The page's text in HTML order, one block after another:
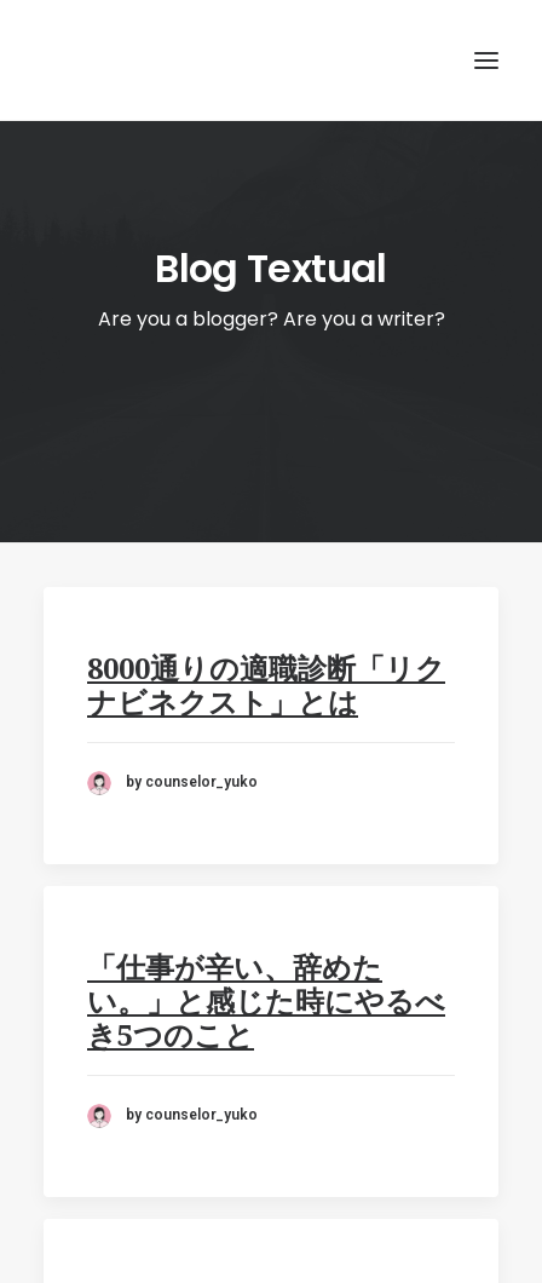
Blog Textual
Are you a blogger? Are you a writer?
8000通りの適職診断「リク
ナビネクスト」とは
by counselor_yuko
「仕事が辛い、辞めた
い。」と感じた時にやるべ
き5つのこと
by counselor_yuko